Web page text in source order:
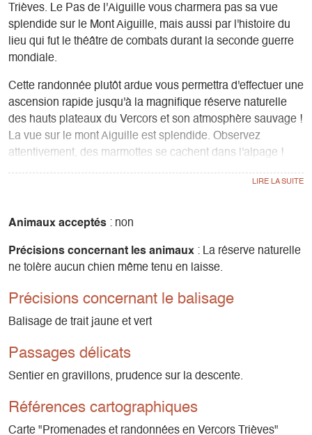
Trièves. Le Pas de l'Aiguille vous charmera pas sa vue
splendide sur le Mont Aiguille, mais aussi par l'histoire du
lieu qui fut le théâtre de combats durant la seconde guerre
mondiale.
Cette randonnée plutôt ardue vous permettra d'effectuer une
ascension rapide jusqu'à la magnifique réserve naturelle
des hauts plateaux du Vercors et son atmosphère sauvage !
La vue sur le mont Aiguille est splendide. Observez
attentivement, des marmottes se cachent dans l'alpage !
Vous pourrez également avoir la chance de rencontrer
quelques bouquetins lors de votre montée, ils sillonnent les
Enfin, une fois au sommet vous pouvez découvrir la
juste à coté où les Résistants se sont réfugiés lors de
l'attaque des soldats Allemands durant la seconde guerre
Animaux acceptés : non
Précisions concernant les animaux : La réserve naturelle
ne tolère aucun chien même tenu en laisse.
Précisions concernant le balisage
Balisage de trait jaune et vert
Passages délicats
Sentier en gravillons, prudence sur la descente.
Références cartographiques
Carte "Promenades et randonnées en Vercors Trièves"